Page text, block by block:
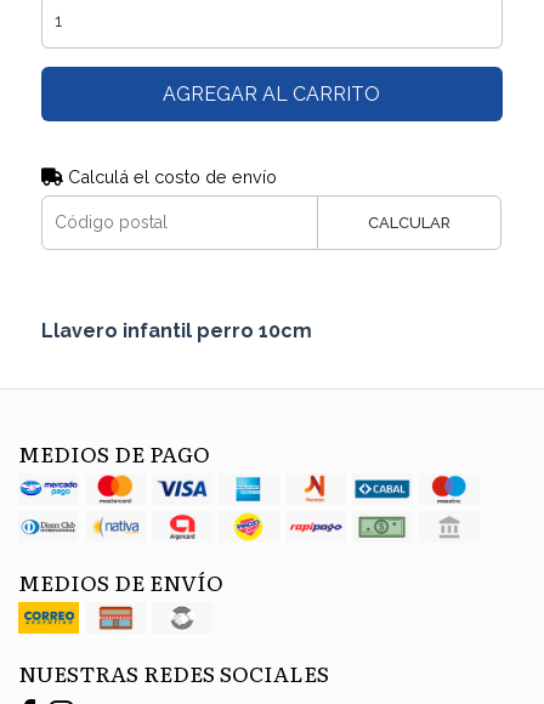
AGREGAR AL CARRITO
Calculá el costo de envío
CALCULAR
Llavero infantil perro 10cm
MEDIOS DE PAGO
MEDIOS DE ENVÍO
NUESTRAS REDES SOCIALES